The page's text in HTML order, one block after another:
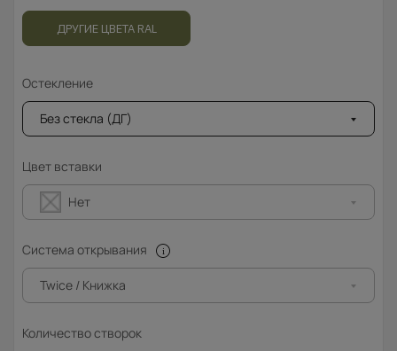
ДРУГИЕ ЦВЕТА RAL
Остекление
Без стекла (ДГ)
Цвет вставки
Нет
Система открывания
Twice / Книжка
Количество створок